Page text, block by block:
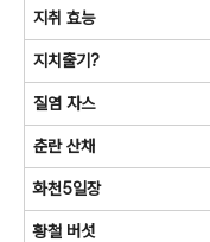
지취 효능
지치줄기?
질염 자스
춘란 산채
화천5일장
황철 버섯